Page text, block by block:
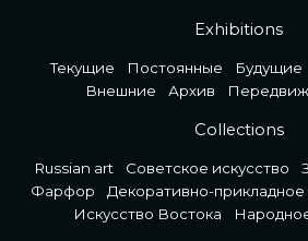
Exhibitions
Текущие Постоянные Будущие
Внешние
Архив
Collections
Russian art Советское искусство
Фарфор
Декоративно-прикладное
Искусство Востока